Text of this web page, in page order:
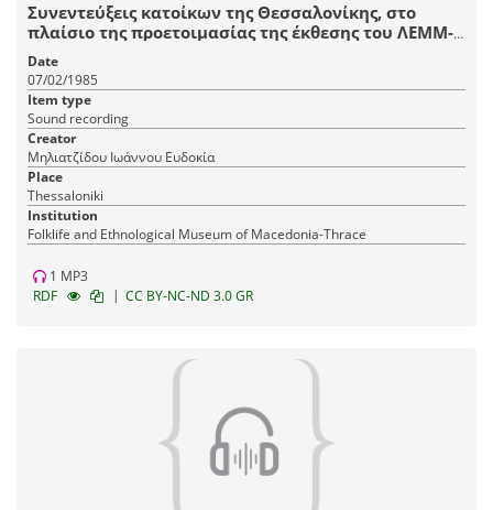
Συνεντεύξεις κατοίκων της Θεσσαλονίκης, στο
πλαίσιο της προετοιμασίας της έκθεσης του ΛΕΜΜ-
Θ "Αστικό Σπίτι Θεσσαλονίκης, 1880-1912".
Date
07/02/1985
Item type
Sound recording
Creator
Μηλιατζίδου Ιωάννου Ευδοκία
Place
Thessaloniki
Institution
Fοlklife and Ethnological Museum of Macedonia-Thrace
1 MP3
RDF
| CC BY-NC-ND 3.0 GR